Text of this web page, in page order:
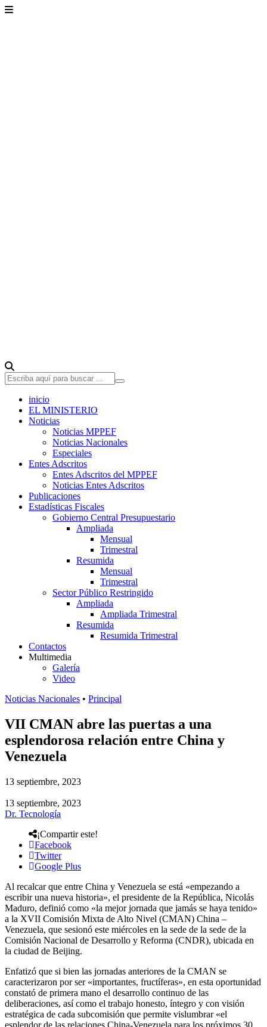
inicio
EL MINISTERIO
Noticias
Noticias MPPEF
Noticias Nacionales
Especiales
Entes Adscritos
Entes Adscritos del MPPEF
Noticias Entes Adscritos
Publicaciones
Estadísticas Fiscales
Gobierno Central Presupuestario
Ampliada
Mensual
Trimestral
Resumida
Mensual
Trimestral
Sector Público Restringido
Ampliada
Ampliada Trimestral
Resumida
Resumida Trimestral
Contactos
Multimedia
Galería
Video
Noticias Nacionales • Principal
VII CMAN abre las puertas a una
esplendorosa relación entre China y
Venezuela
13 septiembre, 2023
13 septiembre, 2023
Dr. Tecnología
¡Compartir este!
Facebook
Twitter
Google Plus
Al recalcar que entre China y Venezuela se está «empezando a
escribir una nueva historia», el presidente de la República, Nicolás
Maduro, definió como «la mejor jornada que jamás se haya tenido»
a la XVII Comisión Mixta de Alto Nivel (CMAN) China –
Venezuela, que sesionó este miércoles en la sede de la sede de la
Comisión Nacional de Desarrollo y Reforma (CNDR), ubicada en
la ciudad de Beijing.
Enfatizó que si bien las jornadas anteriores de la CMAN se
caracterizaron por ser «importantes, fructíferas», en esta oportunidad
constató de primera mano el desarrollo continuo de las
deliberaciones, así como el trabajo honesto, íntegro y con visión
estratégica de cada subcomisión que permite vislumbrar «el
esplendor de las relaciones China-Venezuela para los próximos 30